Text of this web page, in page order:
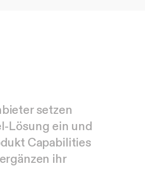
bieter setzen
l-Lösung ein und
dukt Capabilities
ergänzen ihr